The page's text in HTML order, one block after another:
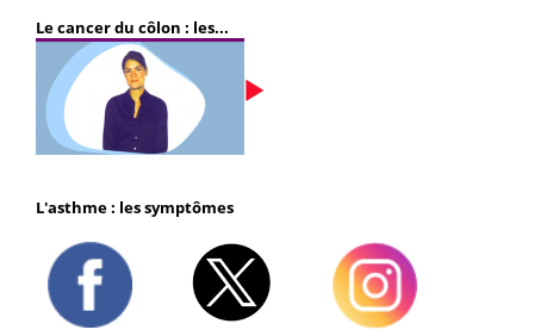
Le cancer du côlon : les...
L'asthme : les symptômes